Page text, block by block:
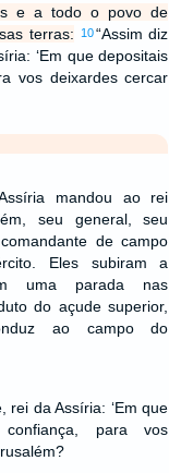
e a todo o povo de
terras:
10“Assim diz
‘Em que depositais
vos deixardes cercar
mandou ao rei
seu general, seu
de campo
Eles subiram a
uma parada nas
do açude superior,
ao campo do
rei da Assíria: ‘Em que
para vos